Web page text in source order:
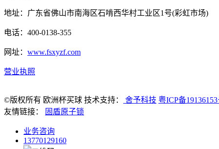
地址：广东省佛山市南海区石啃西华村工业区1号(彩虹市场)
电话：400-0138-355
网址： www.fsxyzf.com
营业执照
©版权所有 欧洲杯买球 技术支持： 舍予科技 粤ICP备
友情链接：
固盾原子锁
业务咨询
13770129160